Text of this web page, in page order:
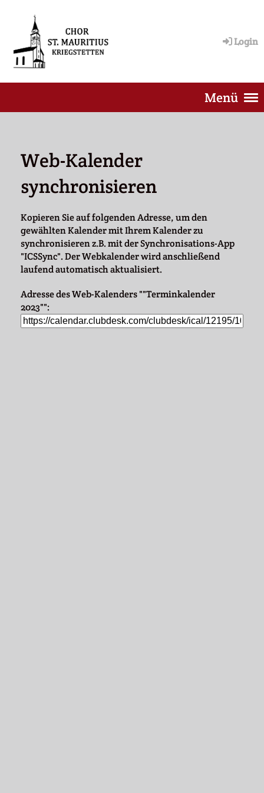
Login
Menü
Web-Kalender
synchronisieren
Kopieren Sie auf folgenden Adresse, um den
gewählten Kalender mit Ihrem Kalender zu
synchronisieren z.B. mit der Synchronisations-App
"ICSSync". Der Webkalender wird anschließend
laufend automatisch aktualisiert.
Adresse des Web-Kalenders ""Terminkalender
2023"":